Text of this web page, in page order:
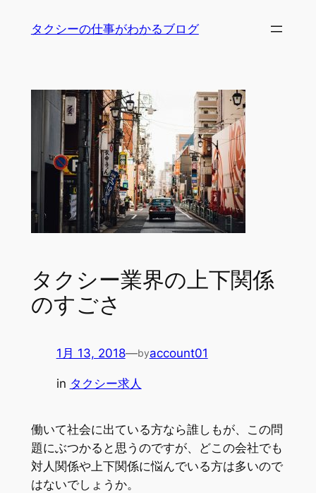
タクシーの仕事がわかるブログ
タクシー業界の上下関係
のすごさ
1月 13, 2018—byaccount01
in タクシー求人
働いて社会に出ている方なら誰しもが、この問
題にぶつかると思うのですが、どこの会社でも
対人関係や上下関係に悩んでいる方は多いので
はないでしょうか。